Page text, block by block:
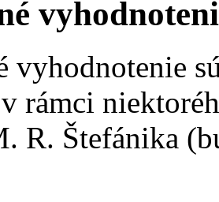
vyhodnotenie
rámci
R. Štefánika